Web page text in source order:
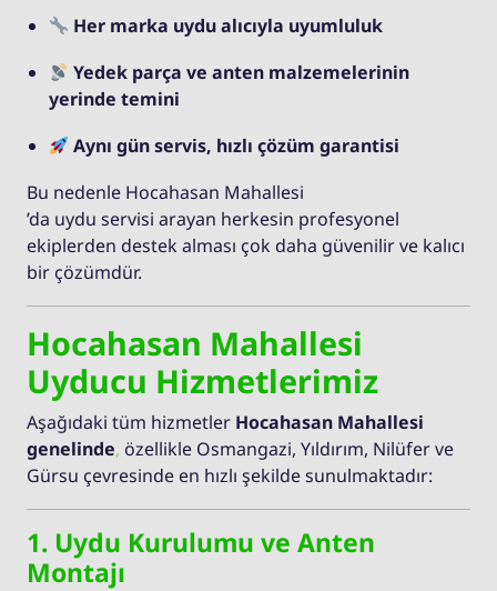
Her marka uydu alıcıyla uyumluluk
Yedek parça ve anten malzemelerinin
yerinde temini
Aynı gün servis, hızlı çözüm garantisi
Bu nedenle Hocahasan Mahallesi
’da uydu servisi arayan herkesin profesyonel
ekiplerden destek alması çok daha güvenilir ve kalıcı
bir çözümdür.
Hocahasan Mahallesi
Uyducu Hizmetlerimiz
Aşağıdaki tüm hizmetler Hocahasan Mahallesi
genelinde, özellikle Osmangazi, Yıldırım, Nilüfer ve
Gürsu çevresinde en hızlı şekilde sunulmaktadır:
1. Uydu Kurulumu ve Anten
Montajı